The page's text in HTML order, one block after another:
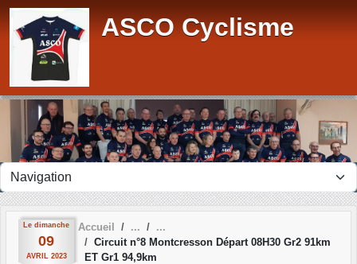
ASCO Cyclisme
Le dimanche
09
AVRIL 2023
Accueil
Circuit n°8 Montcresson Départ 08H30 Gr2 91km
ET Gr1 94,9km
Panneau de gestion des cookies